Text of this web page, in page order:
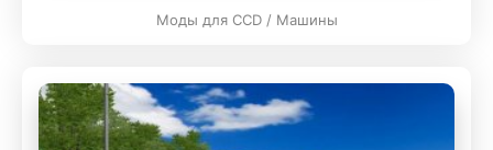
Моды для CCD / Машины